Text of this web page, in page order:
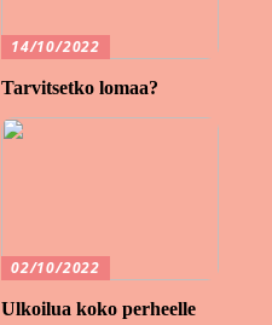
14/10/2022
Tarvitsetko lomaa?
02/10/2022
Ulkoilua koko perheelle